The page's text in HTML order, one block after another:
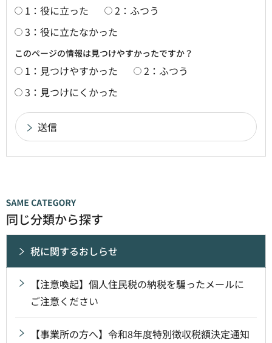
1：役に立った
2：ふつう
3：役に立たなかった
このページの情報は見つけやすかったですか？
1：見つけやすかった
2：ふつう
3：見つけにくかった
同じ分類から探す
税に関するおしらせ
【注意喚起】個人住民税の納税を騙ったメールに
ご注意ください
【事業所の方へ】令和8年度特別徴収税額決定通知